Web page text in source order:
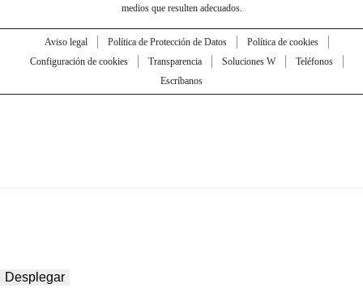
medios que resulten adecuados.
Aviso legal Política de Protección de Datos
Política de cookies
Configuración de cookies
Transparencia Soluciones W
Teléfonos
Escríbanos
Desplegar